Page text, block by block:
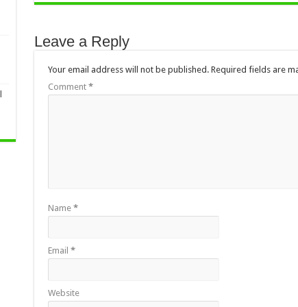
Leave a Reply
Your email address will not be published. Required fields are
Comment *
Name *
Email *
Website